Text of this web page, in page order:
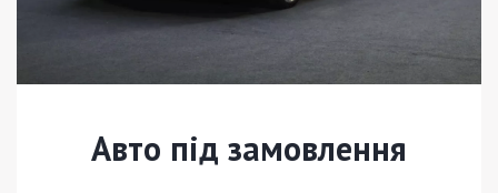
Авто під замовлення